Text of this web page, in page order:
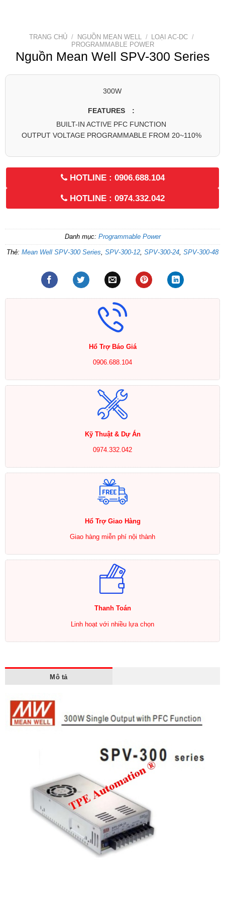
TRANG CHỦ / NGUỒN MEAN WELL / LOẠI AC-DC /
PROGRAMMABLE POWER
Nguồn Mean Well SPV-300 Series
300W
FEATURES :
BUILT-IN ACTIVE PFC FUNCTION
OUTPUT VOLTAGE PROGRAMMABLE FROM 20~110%
HOTLINE : 0906.688.104
HOTLINE : 0974.332.042
Danh mục: Programmable Power
Thẻ: Mean Well SPV-300 Series SPV-300-12 SPV-300-24 SPV-300-48
Hổ Trợ Báo Giá
0906.688.104
Kỹ Thuật & Dự Án
0974.332.042
Hổ Trợ Giao Hàng
Giao hàng miễn phí nội thành
Thanh Toán
Linh hoạt với nhiều lựa chọn
Mô tả